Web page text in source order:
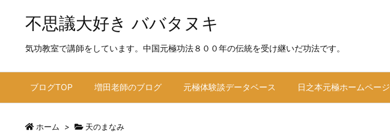
不思議大好き ババタヌキ
気功教室で講師をしています。中国元極功法８００年の伝統を受け継いだ功法です。
ブログTOP 増田老師のブログ 元極体験談データベース 日之本元極ホームページ
ホーム > 天のまなみ